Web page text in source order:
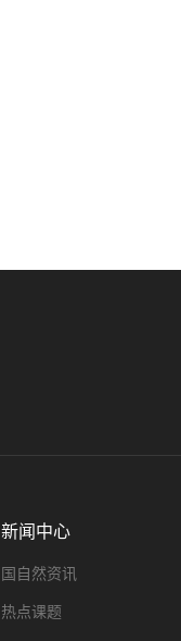
新闻中心
国自然资讯
热点课题